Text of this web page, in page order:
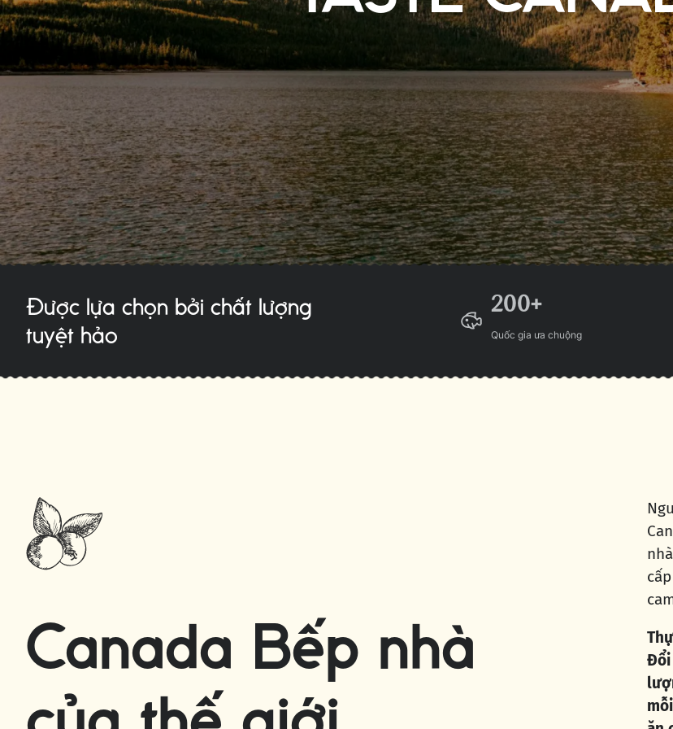
Được lựa chọn bởi chất lượng
tuyệt hảo
200+
Quốc gia ưa chuộng
Canada Bếp nhà
Đổi